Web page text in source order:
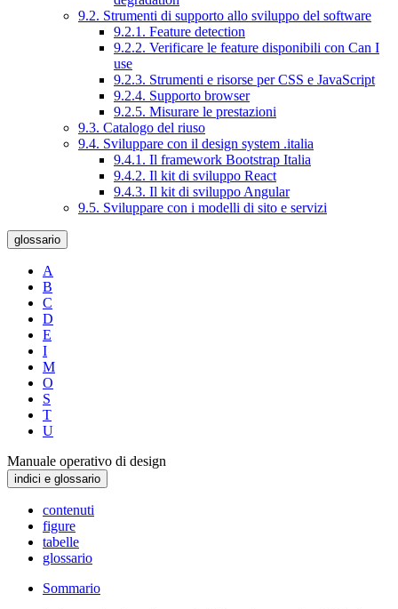
9.2. Strumenti di supporto allo sviluppo del software
9.2.1. Feature detection
9.2.2. Verificare le feature disponibili con Can I
use
9.2.3. Strumenti e risorse per CSS e JavaScript
9.2.4. Supporto browser
9.2.5. Misurare le prestazioni
9.3. Catalogo del riuso
9.4. Sviluppare con il design system .italia
9.4.1. Il framework Bootstrap Italia
9.4.2. Il kit di sviluppo React
9.4.3. Il kit di sviluppo Angular
9.5. Sviluppare con i modelli di sito e servizi
glossario
A
B
C
D
E
I
M
O
S
T
U
Manuale operativo di design
indici e glossario
contenuti
figure
tabelle
glossario
Sommario